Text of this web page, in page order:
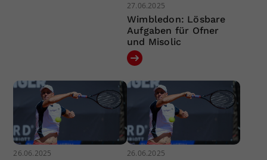
27.06.2025
Wimbledon: Lösbare
Aufgaben für Ofner
und Misolic
26.06.2025 26.06.2025